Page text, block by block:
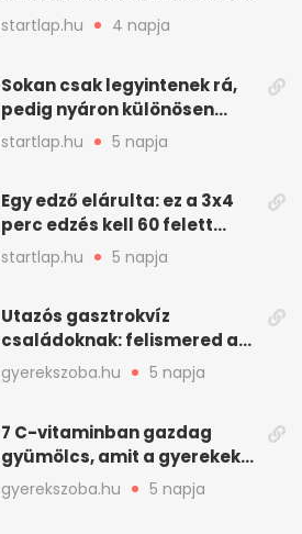
mint hinnénk – Így védhetjük
nyáron a húgyutakat (x)
startlap.hu 4 napja
Sokan csak legyintenek rá,
pedig nyáron különösen
gyakran jelentkezik ez a
kellemetlen betegség
startlap.hu 5 napja
Egy edző elárulta: ez a 3x4
perc edzés kell 60 felett
mindenkinek
startlap.hu 5 napja
Utazós gasztrokvíz
családoknak: felismered az
asadót és társait?
gyerekszoba.hu 5 napja
7 C-vitaminban gazdag
gyümölcs, amit a gyerekek
is szívesen megesznek
gyerekszoba.hu 5 napja